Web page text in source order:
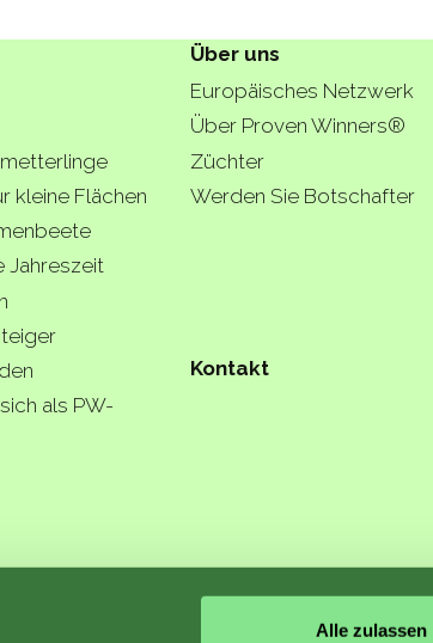
Alle zulassen
kleine Flächen
Jahreszeit
Über uns
Europäisches Netzwerk
Über Proven Winners®
Züchter
Werden Sie Botschafter
als PW-
Kontakt